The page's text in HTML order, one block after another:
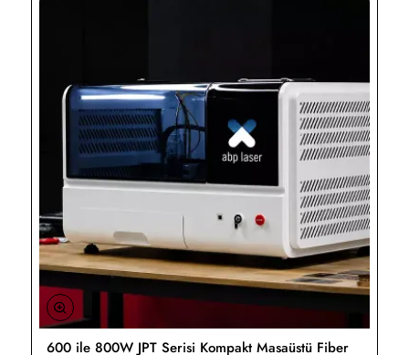
Yeni
600 ile 800W JPT Serisi Kompakt Masaüstü Fiber